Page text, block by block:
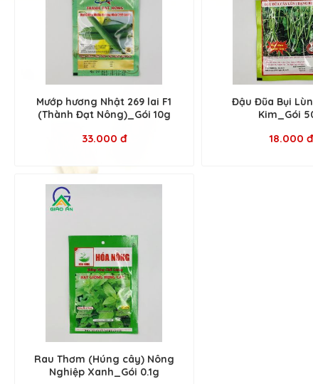
Mướp hương Nhật 269 lai F1
(Thành Đạt Nông)_Gói 10g
33.000 đ
Đậu Đũa Bụi
Kim_Gói
18.000 đ
Rau Thơm (Húng cây) Nông
Nghiệp Xanh_Gói 0.1g